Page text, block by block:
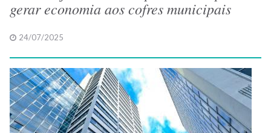
gerar economia aos cofres municipais
24/07/2025